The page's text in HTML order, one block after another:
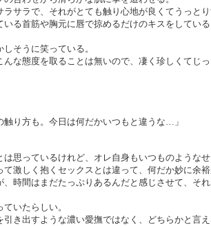
サラで、それがとても触り心地が良くてうっとり
る首筋や胸元に唇で掠めるだけのキスをしてい
そうに笑っている。
な態度を取ることは無いので、凄く珍しくてじ
触り方も。今日は何だかいつもと違うな…」
思っているけれど、オレ自身もいつものようなせ
激しく抱くセックスとは違って、何だか妙に余裕
時間はまだたっぷりあるんだと感じさせて、そ
いたらしい。
き出すような濃い愛撫ではなく、どちらかと言